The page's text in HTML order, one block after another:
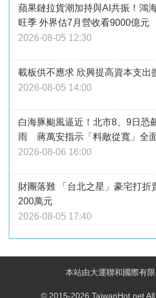
蘋果鏈拉貨潮加持與AI共振！鴻
旺季 外界估7月營收看9000億元
2026-08-05 12:30
載板供不應求 欣興提高資本支出
2026-08-05 14:00
白海豚颱風逼近！北市8、9日恐
雨 蔣萬安指示「料敵從寬」全
2026-08-06 16:00
財團落難 「台北之星」豪宅打折
200萬元
2026-08-05 17:40
本站由大運聯和國際有
© 2015-2026 TaiwanHot.net All